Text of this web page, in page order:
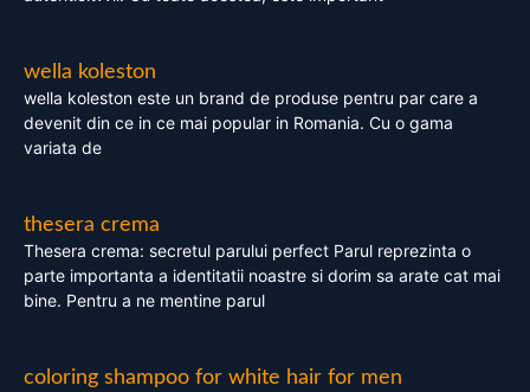
wella koleston
wella koleston este un brand de produse pentru par care a
devenit din ce in ce mai popular in Romania. Cu o gama
variata de
thesera crema
Thesera crema: secretul parului perfect Parul reprezinta o
parte importanta a identitatii noastre si dorim sa arate cat mai
bine. Pentru a ne mentine parul
coloring shampoo for white hair for men